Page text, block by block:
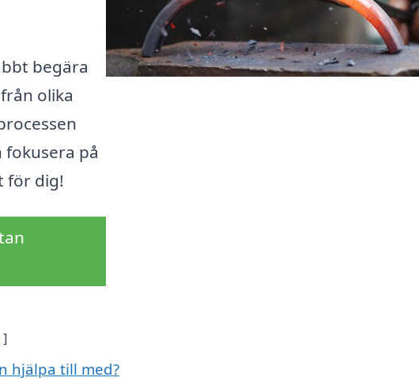
begära
olika
fokusera på
för dig!
hjälpa till med?